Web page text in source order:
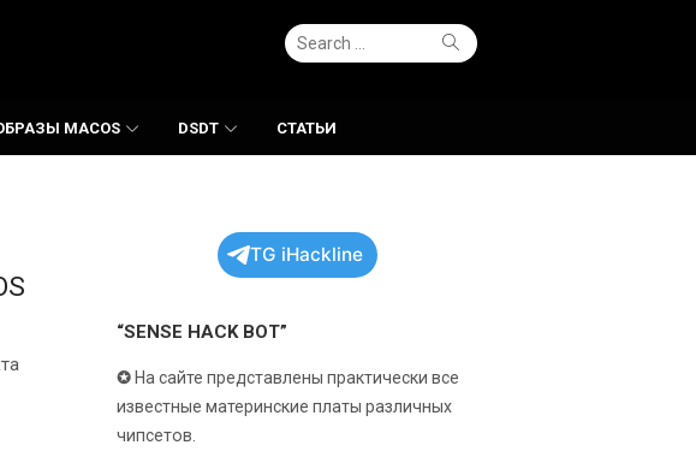
Search
for:
Search
MACOS DSDT СТАТЬИ
TG iHackline
“SENSE HACK BOT”
✪ На сайте представлены практически все
известные материнские платы различных
чипсетов.